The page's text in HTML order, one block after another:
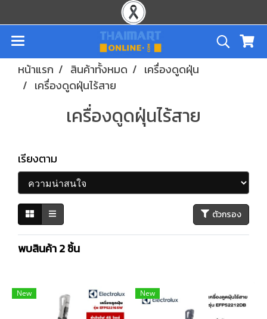
หน้าแรก สินค้าทั้งหมด
เครื่องดูดฝุ่น
เครื่องดูดฝุ่นไร้สาย
เครื่องดูดฝุ่นไร้สาย
เรียงตาม
ตัวกรอง
พบสินค้า 2 ชิ้น
New New